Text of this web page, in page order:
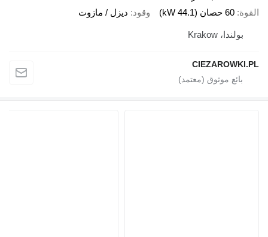
القوة 60 حصان (44.1 kW) وقود ديزل / مازوت
بولندا، Krakow
CIEZAROWKI.PL